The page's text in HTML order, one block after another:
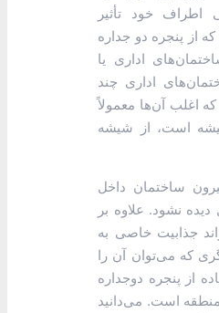
اطراف خود تأثیر
از پنجره دو جداره
اداری یا
اداری چند
اغلب آن‌ها معمولاً
است، از شیشه
ساختمان داخل
نشود. علاوه بر
جذابیت خاصی به
که می‌توان آن را
از پنجره دوجداره
است. می‌دانید